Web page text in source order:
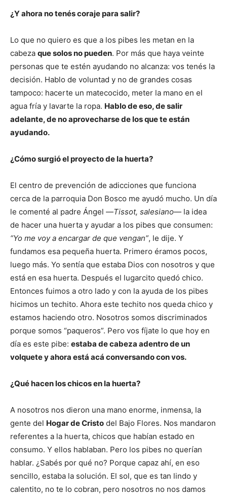
¿Y ahora no tenés coraje para salir?
Lo que no quiero es que a los pibes les metan en la
cabeza que solos no pueden. Por más que haya veinte
personas que te estén ayudando no alcanza: vos tenés la
decisión. Hablo de voluntad y no de grandes cosas
tampoco: hacerte un matecocido, meter la mano en el
agua fría y lavarte la ropa. Hablo de eso, de salir
adelante, de no aprovecharse de los que te están
ayudando.
¿Cómo surgió el proyecto de la huerta?
El centro de prevención de adicciones que funciona
cerca de la parroquia Don Bosco me ayudó mucho. Un día
le comenté al padre Ángel —Tissot, salesiano— la idea
de hacer una huerta y ayudar a los pibes que consumen:
“Yo me voy a encargar de que vengan”, le dije. Y
fundamos esa pequeña huerta. Primero éramos pocos,
luego más. Yo sentía que estaba Dios con nosotros y que
está en esa huerta. Después el lugarcito quedó chico.
Entonces fuimos a otro lado y con la ayuda de los pibes
hicimos un techito. Ahora este techito nos queda chico y
estamos haciendo otro. Nosotros somos discriminados
porque somos “paqueros”. Pero vos fíjate lo que hoy en
día es este pibe: estaba de cabeza adentro de un
volquete y ahora está acá conversando con vos.
¿Qué hacen los chicos en la huerta?
A nosotros nos dieron una mano enorme, inmensa, la
gente del Hogar de Cristo del Bajo Flores. Nos mandaron
referentes a la huerta, chicos que habían estado en
consumo. Y ellos hablaban. Pero los pibes no querían
hablar. ¿Sabés por qué no? Porque capaz ahí, en eso
sencillo, estaba la solución. El sol, que es tan lindo y
calentito, no te lo cobran, pero nosotros no nos damos